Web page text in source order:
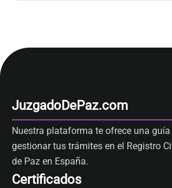
JuzgadoDePaz.com
Nuestra plataforma te ofrece una
gestionar tus trámites en el Registro
de Paz en España.
Certificados